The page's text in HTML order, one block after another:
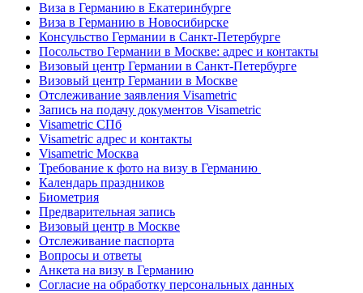
Виза в Германию в Екатеринбурге
Виза в Германию в Новосибирске
Консульство Германии в Санкт-Петербурге
Посольство Германии в Москве: адрес и контакты
Визовый центр Германии в Санкт-Петербурге
Визовый центр Германии в Москве
Отслеживание заявления Visametric
Запись на подачу документов Visametric
Visametric СПб
Visametric адрес и контакты
Visametric Москва
Требование к фото на визу в Германию
Календарь праздников
Биометрия
Предварительная запись
Визовый центр в Москве
Отслеживание паспорта
Вопросы и ответы
Анкета на визу в Германию
Согласие на обработку персональных данных